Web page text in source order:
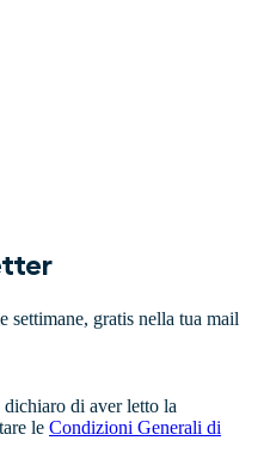
gratis nella tua mail
di aver letto la
le Condizioni Generali di